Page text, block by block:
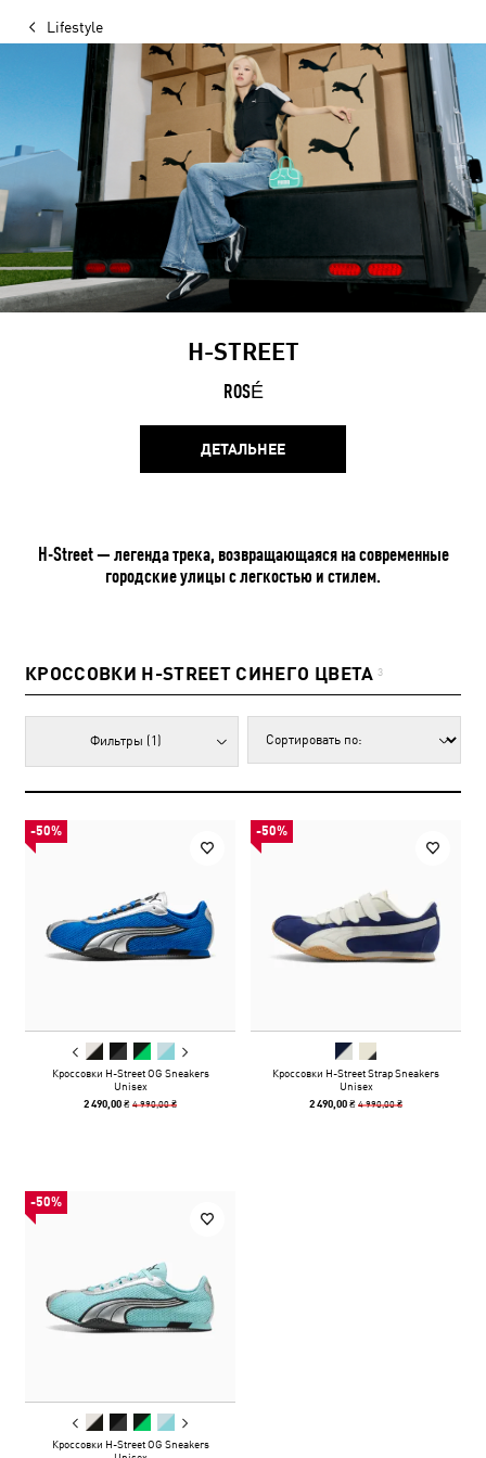
Lifestyle
H-STREET
ROSÉ
ДЕТАЛЬНЕЕ
H-Street — легенда трека, возвращающаяся на современные
городские улицы с легкостью и стилем.
КРОССОВКИ H-STREET СИНЕГО ЦВЕТА 3
Фильтры (1)
-50%
Кроссовки H-Street OG Sneakers
Unisex
2 490,00 ₴4 990,00 ₴
-50%
Кроссовки H-Street Strap Sneakers
Unisex
2 490,00 ₴4 990,00 ₴
-50%
Кроссовки H-Street OG Sneakers